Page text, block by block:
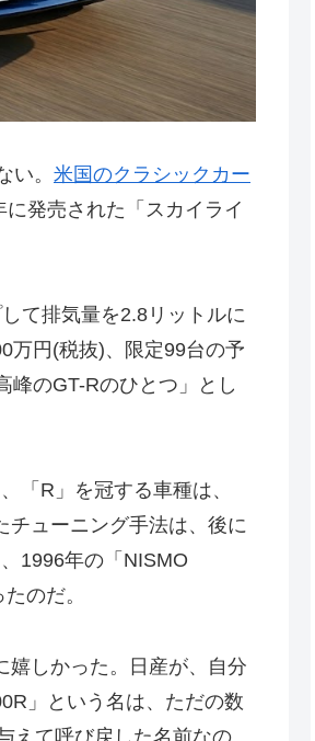
い。 米国のクラシックカー
発売された「スカイライ
て排気量を2.8リットルに
万円(税抜)、限定99台の予
峰のGT-Rのひとつ」とし
「R」を冠する車種は、
チューニング手法は、後に
1996年の「NISMO
のだ。
嬉しかった。日産が、自分
」という名は、ただの数
えて呼び戻した名前なの